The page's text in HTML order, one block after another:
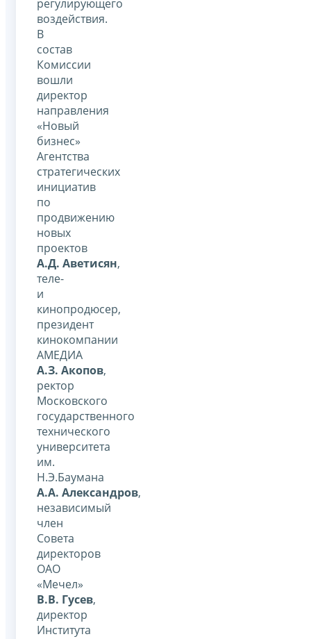
регулирующего
воздействия.
В
состав
Комиссии
вошли
директор
направления
«Новый
бизнес»
Агентства
стратегических
инициатив
по
продвижению
новых
проектов
А.Д. Аветисян,
теле-
и
кинопродюсер,
президент
кинокомпании
АМЕДИА
А.З. Акопов,
ректор
Московского
государственного
технического
университета
им.
Н.Э.Баумана
А.А. Александров,
независимый
член
Совета
директоров
ОАО
«Мечел»
В.В. Гусев,
директор
Института